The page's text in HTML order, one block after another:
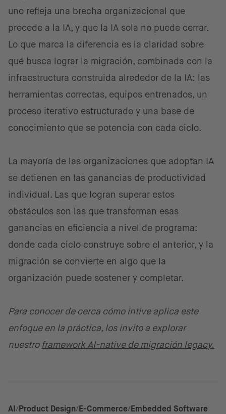
uno refleja una brecha organizacional que
precede a la IA, y que la IA sola no puede cerrar.
Lo que marca la diferencia es la claridad sobre
qué busca lograr la migración, combinada con la
infraestructura construida alrededor de la IA: las
herramientas correctas, equipos entrenados, un
proceso iterativo estructurado y una base de
conocimiento que se potencia con cada ciclo.
La mayoría de las organizaciones que adoptan IA
se detienen en las ganancias de productividad
individual. Las que logran superar estos
obstáculos son las que transforman esas
ganancias en eficiencia a nivel de programa:
donde cada ciclo construye sobre el anterior, y la
migración se convierte en algo que la
organización puede sostener y completar.
Para conocer de cerca cómo intive aplica este
enfoque en la práctica, los invito a explorar
nuestro framework AI-native de migración legacy.
AI Product Design E-Commerce Embedded Software